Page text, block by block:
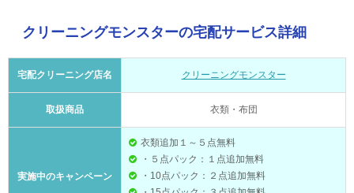
クリーニングモンスターの宅配サービス詳細
宅配クリーニング店名 クリーニングモンスター
取扱商品 衣類・布団
実施中のキャンペーン
衣類追加１～５点無料
・５点パック：１点追加無料
・10点パック：２点追加無料